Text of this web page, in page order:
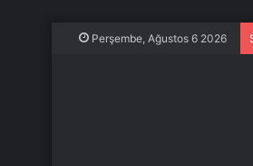
Perşembe, Ağustos 6 2026